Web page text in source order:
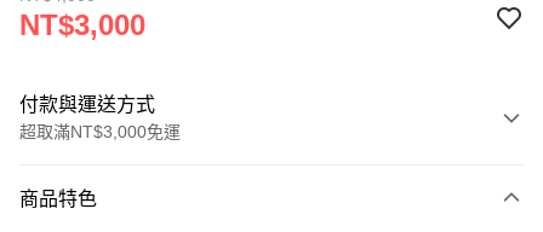
NT$3,000
付款與運送方式
超取滿NT$3,000免運
信用卡一次付款
商品特色